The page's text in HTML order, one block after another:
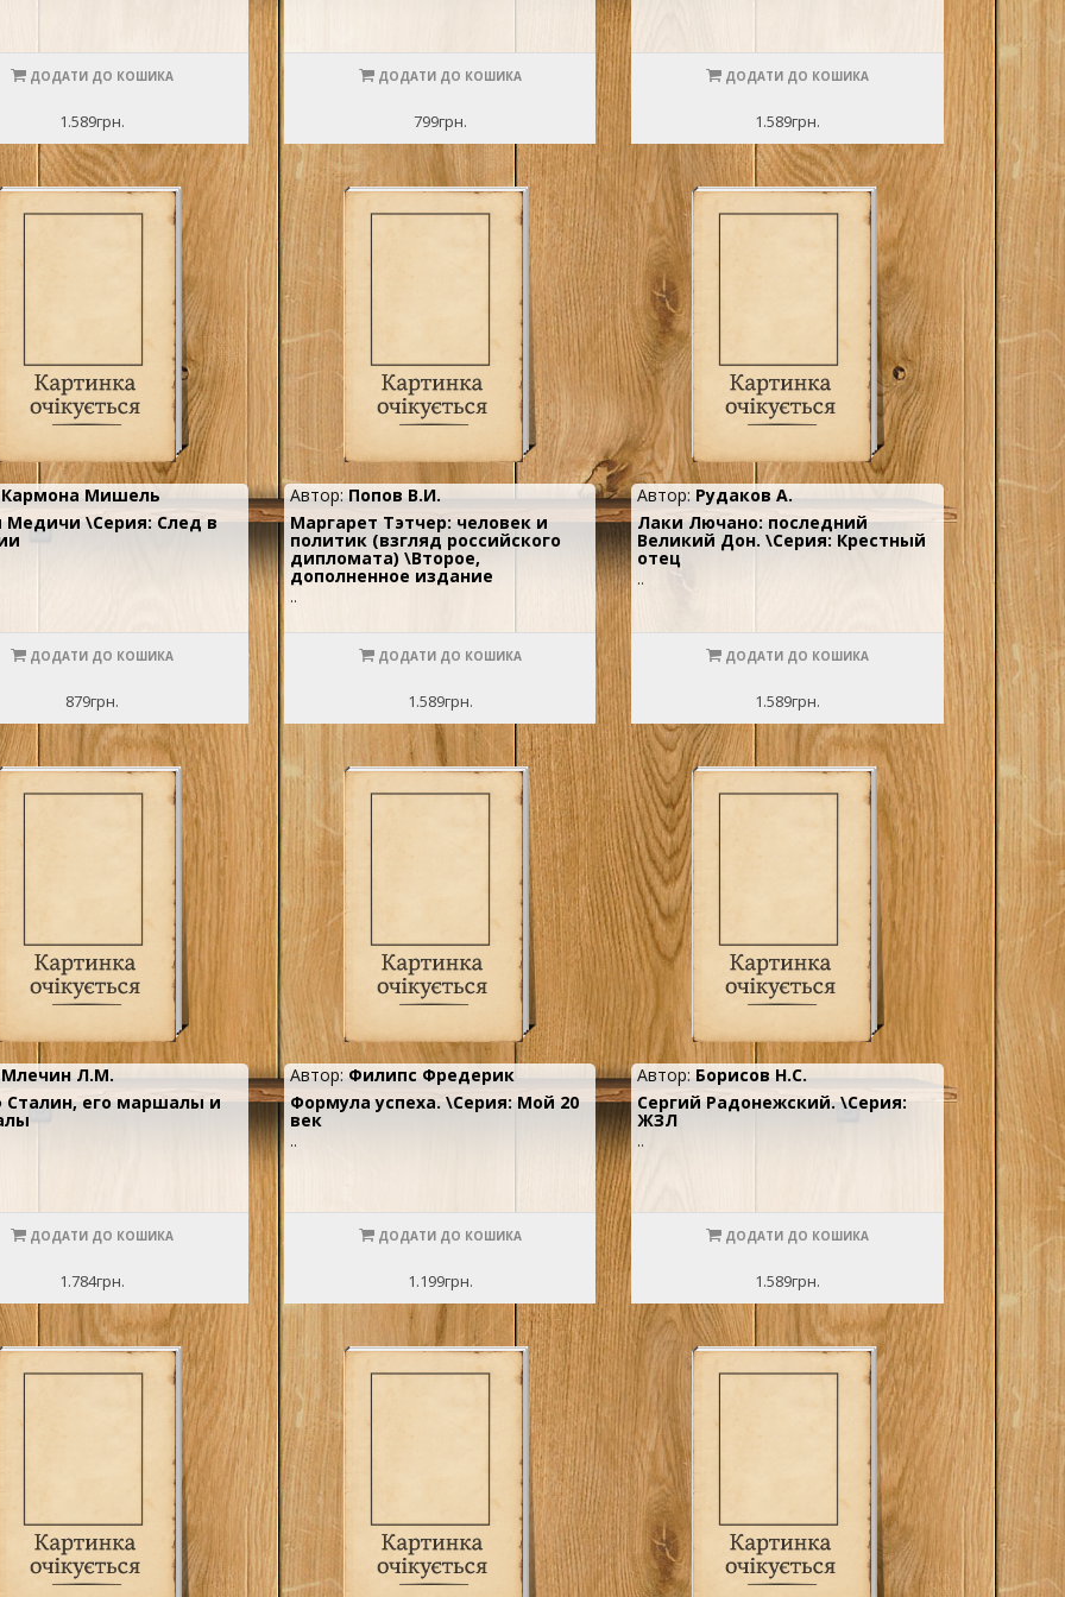
ДОДАТИ ДО КОШИКА
1.589грн.
ДОДАТИ ДО КОШИКА
799грн.
ДОДАТИ ДО КОШИКА
1.589грн.
Кармона Мишель
Медичи \Серия: След в
ДОДАТИ ДО КОШИКА
879грн.
Автор:Попов В.И.
Маргарет Тэтчер: человек и
политик (взгляд российского
дипломата) \Второе,
дополненное издание
..
ДОДАТИ ДО КОШИКА
1.589грн.
Автор: Рудаков А.
Лаки Лючано: последний
Великий Дон. \Серия: Крестный
отец
..
ДОДАТИ ДО КОШИКА
1.589грн.
Млечин Л.М.
Сталин, его маршалы и
ДОДАТИ ДО КОШИКА
1.784грн.
Автор:Филипс Фредерик
Формула успеха. \Серия: Мой 20
век
..
ДОДАТИ ДО КОШИКА
1.199грн.
Автор:Борисов Н.С.
Сергий Радонежский. \Серия:
ЖЗЛ
..
ДОДАТИ ДО КОШИКА
1.589грн.